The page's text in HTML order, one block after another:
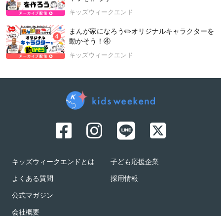
キッズウィークエンド
まんが家になろう✏️オリジナルキャラクターを
動かそう！④
キッズウィークエンド
キッズウィークエンドとは
よくある質問
公式マガジン
会社概要
子ども応援企業
採用情報